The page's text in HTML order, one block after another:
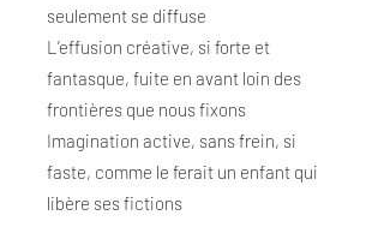
seulement se diffuse
L’effusion créative, si forte et
fantasque, fuite en avant loin des
frontières que nous fixons
Imagination active, sans frein, si
faste, comme le ferait un enfant qui
libère ses fictions